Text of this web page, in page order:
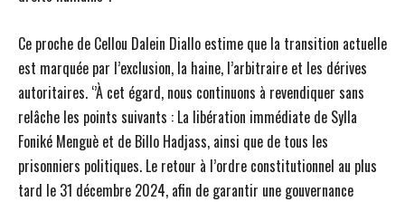
Ce proche de Cellou Dalein Diallo estime que la transition actuelle
est marquée par l’exclusion, la haine, l’arbitraire et les dérives
autoritaires. ‘’À cet égard, nous continuons à revendiquer sans
relâche les points suivants : La libération immédiate de Sylla
Foniké Menguè et de Billo Hadjass, ainsi que de tous les
prisonniers politiques. Le retour à l’ordre constitutionnel au plus
tard le 31 décembre 2024, afin de garantir une gouvernance